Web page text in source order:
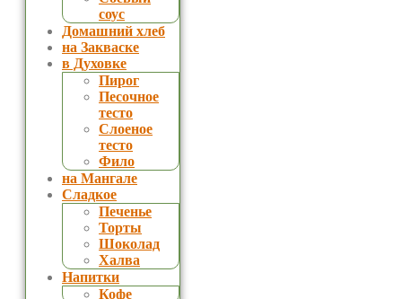
соус
Домашний хлеб
на Закваске
в Духовке
Пирог
Песочное
тесто
Слоеное
тесто
Фило
на Мангале
Сладкое
Печенье
Торты
Шоколад
Халва
Напитки
Кофе